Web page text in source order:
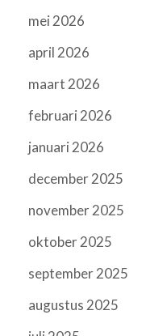
mei 2026
april 2026
maart 2026
februari 2026
januari 2026
december 2025
november 2025
oktober 2025
september 2025
augustus 2025